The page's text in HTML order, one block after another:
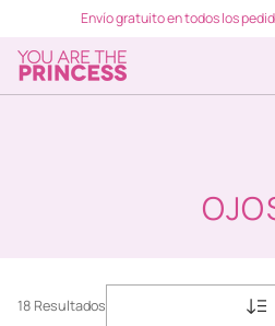
Envío gratuito en todos los
18 Resultados